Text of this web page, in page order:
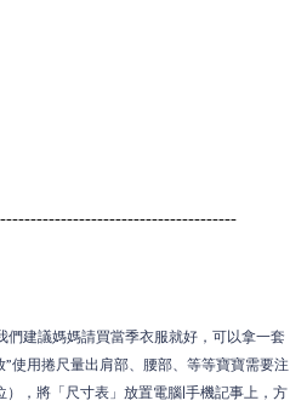
建議媽媽請買當季衣服就好，可以拿一套
使用捲尺量出肩部、腰部、等等寶寶需要注
，將「尺寸表」放置電腦|手機記事上，方